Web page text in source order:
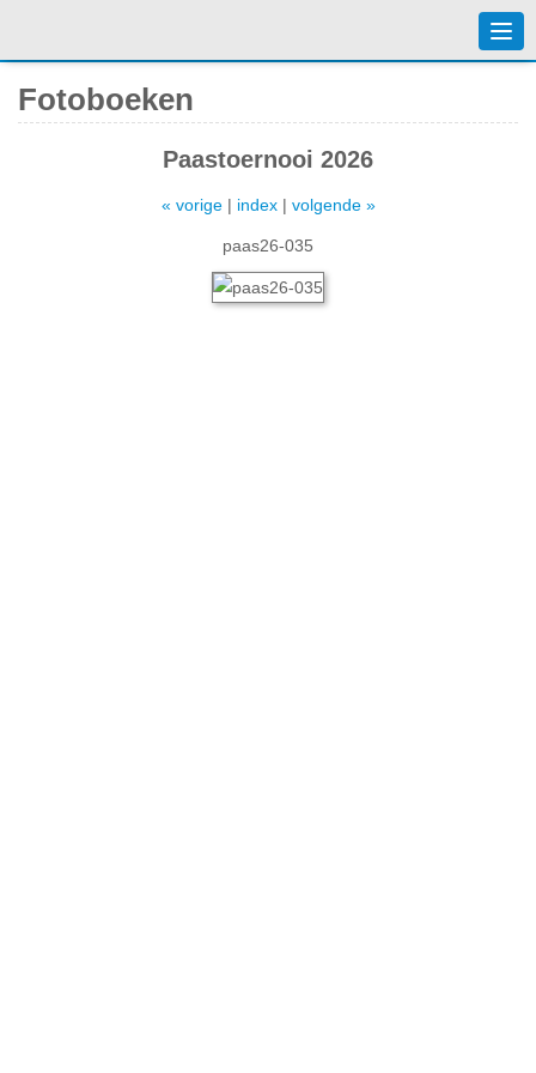
Fotoboeken
Paastoernooi 2026
« vorige| index| volgende »
paas26-035